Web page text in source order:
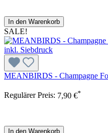
In den Warenkorb
SALE!
MEANBIRDS - Champagne
Regulärer Preis: 7,90 €*
In den Warenkorb